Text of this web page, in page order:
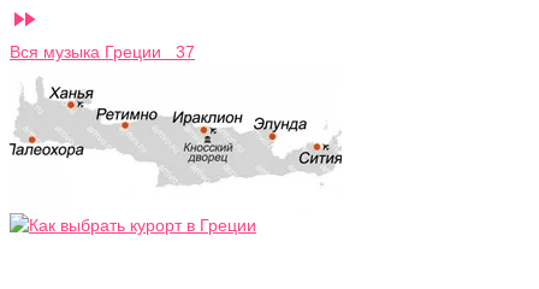

Вся музыка Греции 37